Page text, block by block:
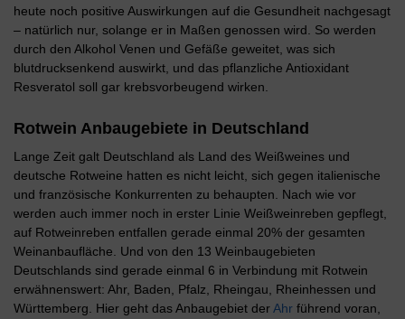
heute noch positive Auswirkungen auf die Gesundheit nachgesagt
– natürlich nur, solange er in Maßen genossen wird. So werden
durch den Alkohol Venen und Gefäße geweitet, was sich
blutdrucksenkend auswirkt, und das pflanzliche Antioxidant
Resveratol soll gar krebsvorbeugend wirken.
Rotwein Anbaugebiete in Deutschland
Lange Zeit galt Deutschland als Land des Weißweines und
deutsche Rotweine hatten es nicht leicht, sich gegen italienische
und französische Konkurrenten zu behaupten. Nach wie vor
werden auch immer noch in erster Linie Weißweinreben gepflegt,
auf Rotweinreben entfallen gerade einmal 20% der gesamten
Weinanbaufläche. Und von den 13 Weinbaugebieten
Deutschlands sind gerade einmal 6 in Verbindung mit Rotwein
erwähnenswert: Ahr, Baden, Pfalz, Rheingau, Rheinhessen und
Württemberg. Hier geht das Anbaugebiet derAhr führend voran,